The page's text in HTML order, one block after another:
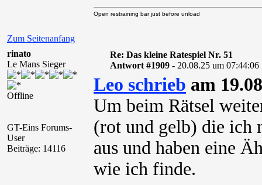
Zum Seitenanfang
Open restraining bar just before unload
rinato
Le Mans Sieger
Offline
GT-Eins Forums-
User
Beiträge: 14116
Re: Das kleine Ratespiel Nr. 51
Antwort #1909 - 20.08.25 um 07:44:06
Leo schrieb am
Um beim Rätsel
(rot und gelb) die ich
aus und haben eine
wie ich finde.